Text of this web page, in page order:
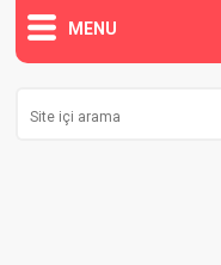
MENU